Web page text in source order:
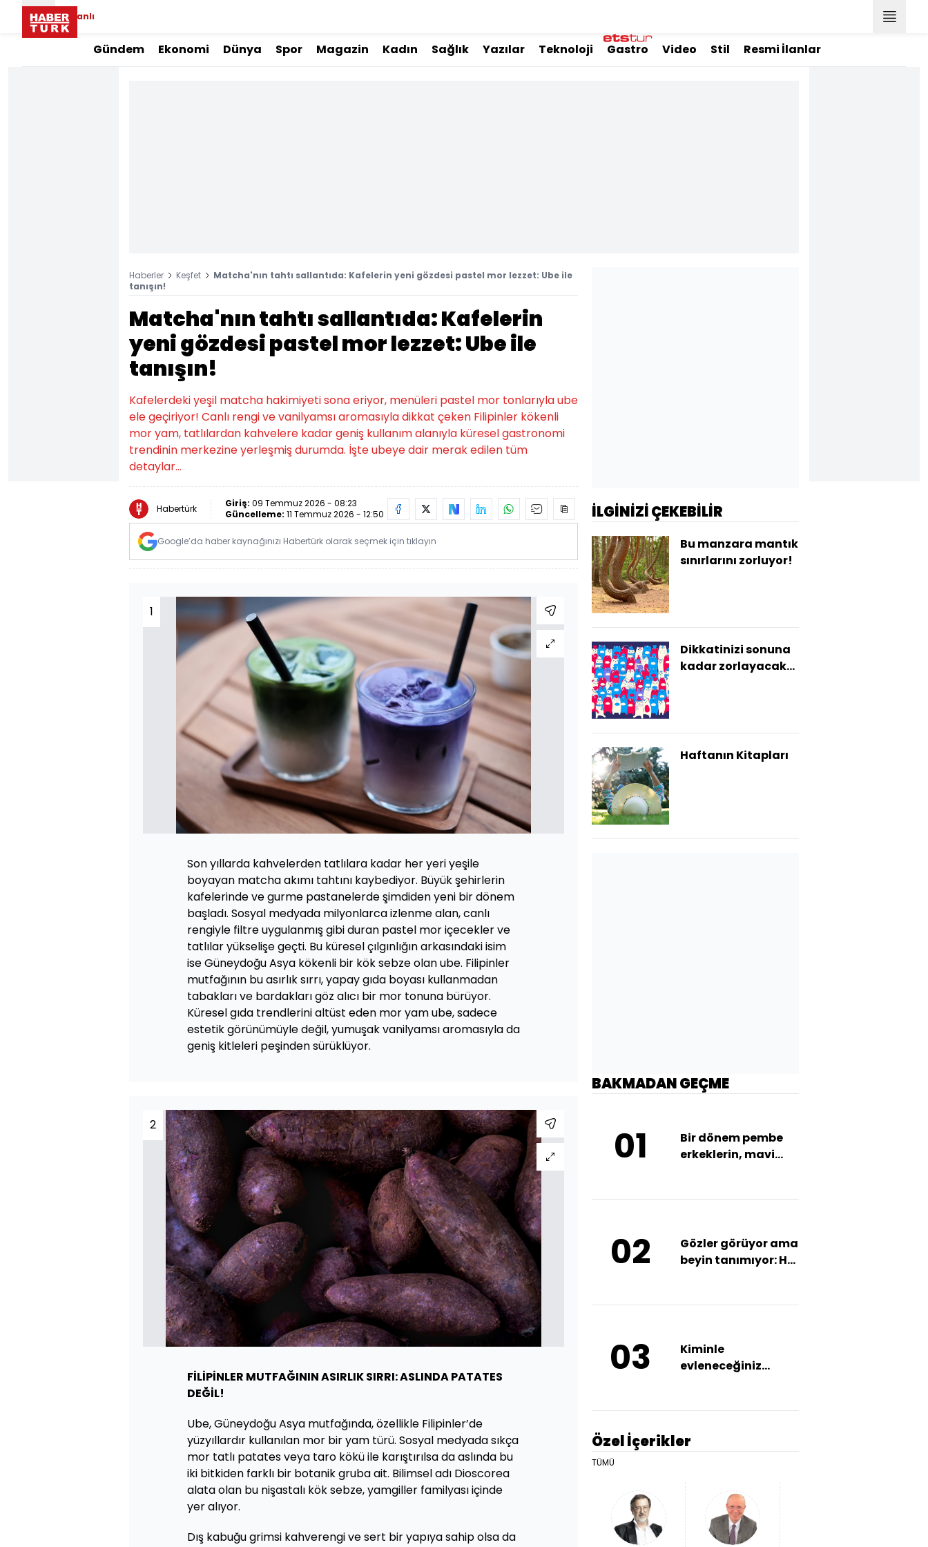
Canlı
Gündem Ekonomi Dünya Spor Magazin Kadın Sağlık Yazılar Teknoloji Gastro Video Stil Resmi İlanlar
Haberler Keşfet
Matcha'nın tahtı sallantıda: Kafelerin yeni gözdesi pastel mor lezzet: Ube ile
tanışın!
Matcha'nın tahtı sallantıda: Kafelerin
yeni gözdesi pastel mor lezzet: Ube ile
tanışın!
Kafelerdeki yeşil matcha hakimiyeti sona eriyor, menüleri pastel mor tonlarıyla ube
ele geçiriyor! Canlı rengi ve vanilyamsı aromasıyla dikkat çeken Filipinler kökenli
mor yam, tatlılardan kahvelere kadar geniş kullanım alanıyla küresel gastronomi
trendinin merkezine yerleşmiş durumda. İşte ubeye dair merak edilen tüm
detaylar…
Habertürk Giriş: 09 Temmuz 2026 - 08:23
Güncelleme: 11 Temmuz 2026 - 12:50
Google’da haber kaynağınızı Habertürk olarak seçmek için tıklayın
1
Son yıllarda kahvelerden tatlılara kadar her yeri yeşile
boyayan matcha akımı tahtını kaybediyor. Büyük şehirlerin
kafelerinde ve gurme pastanelerde şimdiden yeni bir dönem
başladı. Sosyal medyada milyonlarca izlenme alan, canlı
rengiyle filtre uygulanmış gibi duran pastel mor içecekler ve
tatlılar yükselişe geçti. Bu küresel çılgınlığın arkasındaki isim
ise Güneydoğu Asya kökenli bir kök sebze olan ube. Filipinler
mutfağının bu asırlık sırrı, yapay gıda boyası kullanmadan
tabakları ve bardakları göz alıcı bir mor tonuna bürüyor.
Küresel gıda trendlerini altüst eden mor yam ube, sadece
estetik görünümüyle değil, yumuşak vanilyamsı aromasıyla da
geniş kitleleri peşinden sürüklüyor.
2
FİLİPİNLER MUTFAĞININ ASIRLIK SIRRI: ASLINDA PATATES
DEĞİL!
Ube, Güneydoğu Asya mutfağında, özellikle Filipinler’de
yüzyıllardır kullanılan mor bir yam türü. Sosyal medyada sıkça
mor tatlı patates veya taro kökü ile karıştırılsa da aslında bu
iki bitkiden farklı bir botanik gruba ait. Bilimsel adı Dioscorea
alata olan bu nişastalı kök sebze, yamgiller familyası içinde
yer alıyor.
Dış kabuğu grimsi kahverengi ve sert bir yapıya sahip olsa da
Özel İçerikler
TÜMÜ
İLGİNİZİ ÇEKEBİLİR
Bu manzara mantık
sınırlarını zorluyor!
Dikkatinizi sonuna
kadar zorlayacak
Haftanın Kitapları
BAKMADAN GEÇME
01
Bir dönem pembe
erkeklerin, mavi
02
Gözler görüyor ama
beyin tanımıyor: Her
03
Kiminle
evleneceğiniz